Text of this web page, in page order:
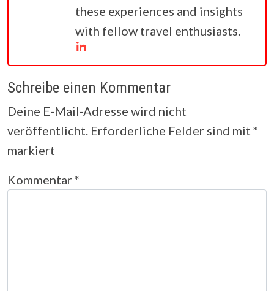
these experiences and insights
with fellow travel enthusiasts.
Schreibe einen Kommentar
Deine E-Mail-Adresse wird nicht
veröffentlicht. Erforderliche Felder sind mit *
markiert
Kommentar *